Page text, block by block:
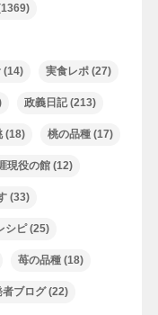
(14) 実食レポ(27)
政義日記(213)
(18) 桃の品種(17)
現役の館(12)
(33)
シピ(25)
苺の品種(18)
者ブログ(22)